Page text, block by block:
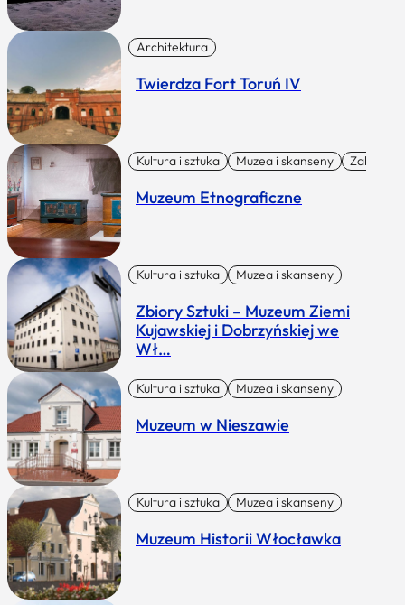
Architektura
Twierdza Fort Toruń IV
Kultura i sztuka Muzea i skanseny Zabytki I
Muzeum Etnograficzne
Kultura i sztuka Muzea i skanseny
Zbiory Sztuki – Muzeum Ziemi
Kujawskiej i Dobrzyńskiej we
Wł…
Kultura i sztuka Muzea i skanseny
Muzeum w Nieszawie
Kultura i sztuka Muzea i skanseny
Muzeum Historii Włocławka